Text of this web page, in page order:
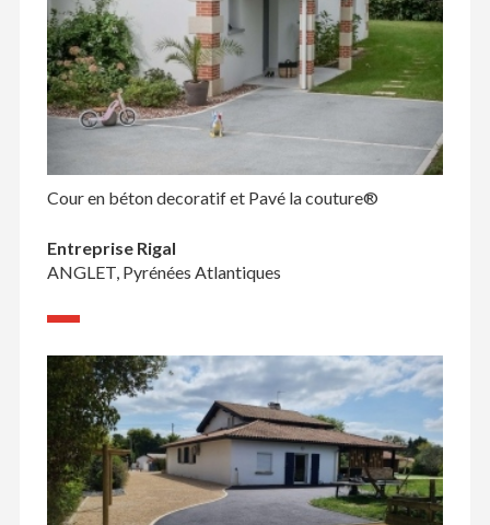
Cour en béton decoratif et Pavé la couture®
Entreprise Rigal
ANGLET, Pyrénées Atlantiques